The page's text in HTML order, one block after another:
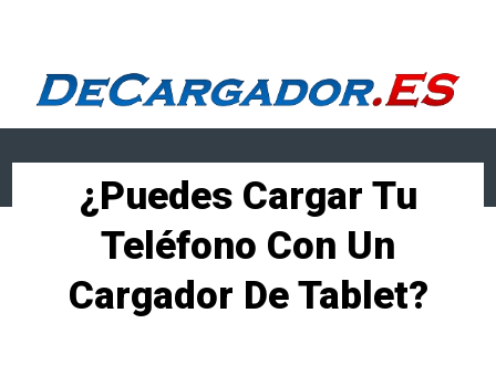
¿Puedes Cargar Tu
Teléfono Con Un
Cargador De Tablet?